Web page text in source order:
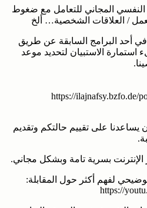
النفسي المجاني للتعامل مع ضغوط
/ العلاقات الشخصية… ألخ
أحد البرامج السابقة عن طريق
استمارة الاستبيان لتحديد موعد
‏https://ilajnafsy.bzfo.de/
يساعدنا على تقييم حالتكم وتقديم
الإنترنت بسرية تامة وبشكل مجاني.
لفهم أكثر حول المقابلة: